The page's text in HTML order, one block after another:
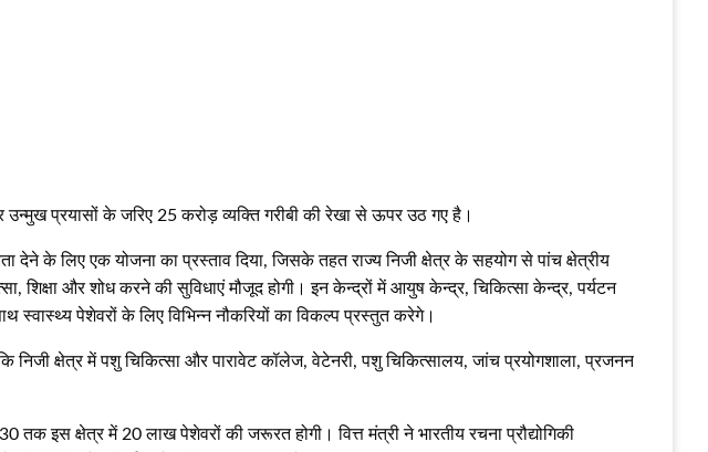
प्रयासों के जरिए 25 करोड़ व्यक्ति गरीबी की रेखा से ऊपर उठ गए है।
देने के लिए एक योजना का प्रस्ताव दिया, जिसके तहत राज्य निजी क्षेत्र के सहयोग से पांच क्षेत्रीय
और शोध करने की सुविधाएं मौजूद होगी। इन केन्द्रों में आयुष केन्द्र, चिकित्सा केन्द्र, पर्यटन
पेशेवरों के लिए विभिन्न नौकरियों का विकल्प प्रस्तुत करेगे।
क्षेत्र में पशु चिकित्सा और पारावेट कॉलेज, वेटेनरी, पशु चिकित्सालय, जांच प्रयोगशाला, प्रजनन
इस क्षेत्र में 20 लाख पेशेवरों की जरूरत होगी। वित्त मंत्री ने भारतीय रचना प्रौद्योगिकी